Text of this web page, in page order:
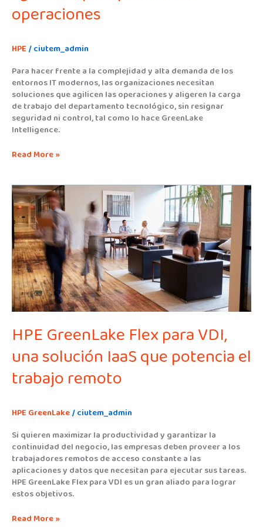
operaciones
HPE /ciutem_admin
Para hacer frente a la complejidad y alta demanda de los
entornos IT modernos, las organizaciones necesitan
soluciones que agilicen las operaciones y aligeren la carga
de trabajo del departamento tecnológico, sin resignar
seguridad ni control, tal como lo hace GreenLake
Intelligence.
Read More »
HPE GreenLake Flex para VDI,
una solución IaaS que potencia el
trabajo remoto
HPE GreenLake/ciutem_admin
Si quieren maximizar la productividad y garantizar la
continuidad del negocio, las empresas deben proveer a los
trabajadores remotos de acceso constante a las
aplicaciones y datos que necesitan para ejecutar sus tareas.
HPE GreenLake Flex para VDI es un gran aliado para lograr
estos objetivos.
HPE
GreenLake
Flex
para
VDI,
una
solución
IaaS
que
potencia
el
remoto
Read More »